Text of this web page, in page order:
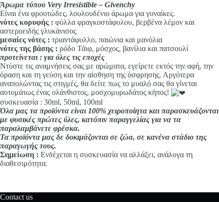
Άρωμα τύπου Very Irresistible – Givenchy
Είναι ένα φρουτώδες, λουλουδένιο άρωμα για γυναίκες.
νότες κορυφής : φύλλα φραγκοστάφυλου, βερβένα λέμον και
αστεροειδής γλυκάνισος
μεσαίες νότες : τριαντάφυλλο, παιώνια και μανόλια
νότες της βάσης : ρόδο Τάιφ, μόσχος, βανίλια και πατσουλί
προτείνεται : για όλες τις εποχές
Ντύστε τις αναμνήσεις σας με αρώματα, εγείρετε εκτός την αφή, την
όραση και τη γεύση και την αίσθηση της όσφρησης. Αργότερα
αναπολώντας τις στιγμές, θα δείτε πως το μυαλό σας θα γίνεται
αυτομάτως ένας ολάνθιστος, μοσχομυρωδάτος κήπος!
συσκευασία : 30ml, 50ml, 100ml
Όλα μας τα προϊόντα είναι 100% χειροποίητα και παρασκευάζονται
με φυσικές πρώτες ύλες, κατόπιν παραγγελίας για να τα
παραλαμβάνετε φρέσκα.
Τα προϊόντα μας δε δοκιμάζονται σε ζώα, σε κανένα στάδιο της
παραγωγής τους.
Σημείωση : Ενδέχεται η συσκευασία να αλλάξει, ανάλογα τη
διαθεσιμότητα.
Contact us